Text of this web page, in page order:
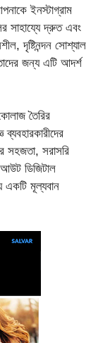
ইনস্টাগ্রাম
সাহায্যে দ্রুত এবং
দৃষ্টিনন্দন সোশ্যাল
তাদের জন্য এটি আদর্শ
তৈরির
সহজতা, সরাসরি
ডিজিটাল
একটি মূল্যবান